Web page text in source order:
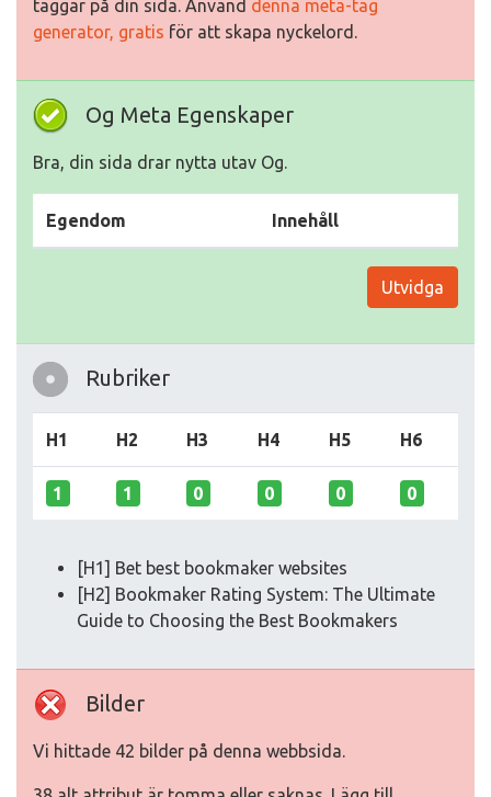
taggar på din sida. Använd denna meta-tag
generator, gratis för att skapa nyckelord.
Og Meta Egenskaper
Bra, din sida drar nytta utav Og.
Egendom Innehåll
Utvidga
Rubriker
H1 H2 H3 H4 H5 H6
1 1 0 0 0 0
[H1] Bet best bookmaker websites
[H2] Bookmaker Rating System: The Ultimate
Guide to Choosing the Best Bookmakers
Bilder
Vi hittade 42 bilder på denna webbsida.